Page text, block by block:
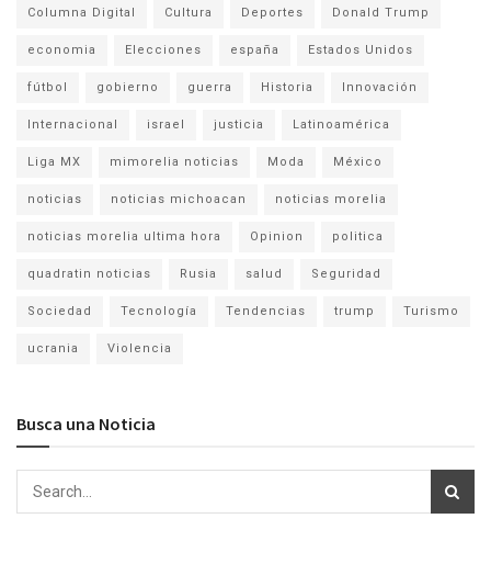
Columna Digital Cultura Deportes Donald Trump
economia Elecciones españa Estados Unidos
fútbol gobierno guerra Historia Innovación
Internacional israel justicia Latinoamérica
Liga MX mimorelia noticias Moda México
noticias noticias michoacan noticias morelia
noticias morelia ultima hora Opinion politica
quadratin noticias Rusia salud Seguridad
Sociedad Tecnología Tendencias trump Turismo
ucrania Violencia
Busca una Noticia